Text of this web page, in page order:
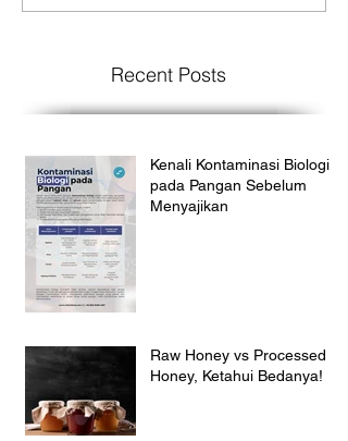
Recent Posts
Kenali Kontaminasi Biologi
pada Pangan Sebelum
Menyajikan
Raw Honey vs Processed
Honey, Ketahui Bedanya!